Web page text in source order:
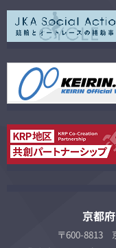
京都
〒600-8813